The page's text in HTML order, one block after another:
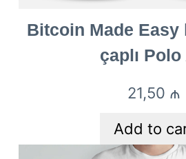
Bitcoin Made Easy
çaplı Polo
21,50 ₼
Add to